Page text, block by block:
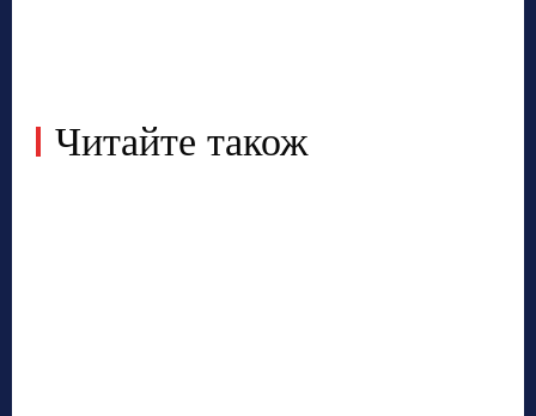
Читайте також